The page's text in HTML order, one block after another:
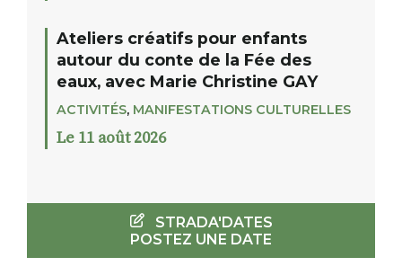
Ateliers créatifs pour enfants
autour du conte de la Fée des
eaux, avec Marie Christine GAY
ACTIVITÉS, MANIFESTATIONS CULTURELLES
Le 11 août 2026
STRADA'DATES
POSTEZ UNE DATE